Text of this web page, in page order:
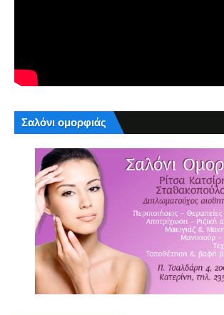
Σαλόνι ομορφιάς